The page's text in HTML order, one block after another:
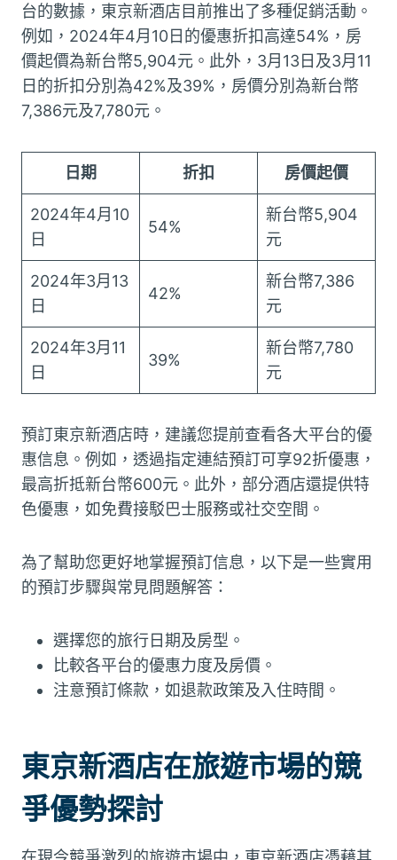
台的數據，東京新酒店目前推出了多種促銷活動。
例如，2024年4月10日的優惠折扣高達54%，房
價起價為新台幣5,904元。此外，3月13日及3月11
日的折扣分別為42%及39%，房價分別為新台幣
7,386元及7,780元。
日期 折扣 房價起價
2024年4月10
日
54%
新台幣5,904
元
2024年3月13
日
42%
新台幣7,386
元
2024年3月11
日
39%
新台幣7,780
元
預訂東京新酒店時，建議您提前查看各大平台的優
惠信息。例如，透過指定連結預訂可享92折優惠，
最高折抵新台幣600元。此外，部分酒店還提供特
色優惠，如免費接駁巴士服務或社交空間。
為了幫助您更好地掌握預訂信息，以下是一些實用
的預訂步驟與常見問題解答：
選擇您的旅行日期及房型。
比較各平台的優惠力度及房價。
注意預訂條款，如退款政策及入住時間。
東京新酒店在旅遊市場的競
爭優勢探討